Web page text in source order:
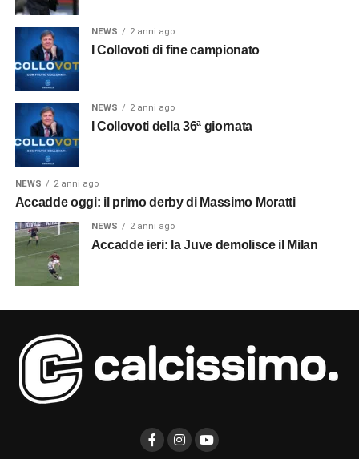
NEWS 2 anni ago
I Collovoti di fine campionato
NEWS 2 anni ago
I Collovoti della 36ª giornata
NEWS 2 anni ago
Accadde oggi: il primo derby di Massimo Moratti
NEWS 2 anni ago
Accadde ieri: la Juve demolisce il Milan